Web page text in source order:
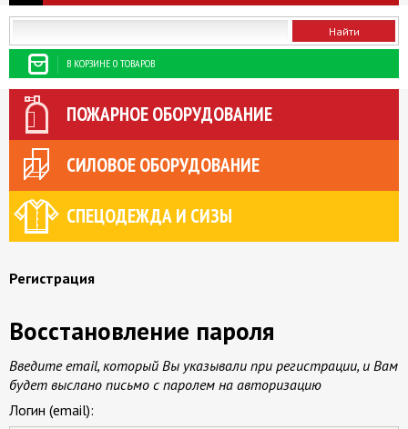
В КОРЗИНЕ 0 ТОВАРОВ
ПОЖАРНОЕ ОБОРУДОВАНИЕ
СИЛОВОЕ ОБОРУДОВАНИЕ
СПЕЦОДЕЖДА И СИЗЫ
Регистрация
Восстановление пароля
Введите email, который Вы указывали при регистрации, и Вам
будет выслано письмо с паролем на авторизацию
Логин (email):